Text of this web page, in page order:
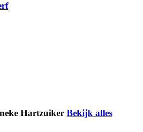
Hartzuiker Bekijk alles